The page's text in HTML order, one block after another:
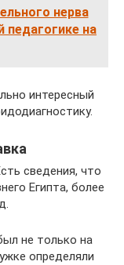
нерва
педагогике на
интересный
сведения, что
Египта, более
не только на
определяли